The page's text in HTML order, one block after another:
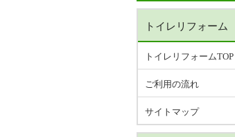
トイレリフォーム
トイレリフォームTOP
ご利用の流れ
サイトマップ